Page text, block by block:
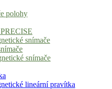
polohy
snímače
snímače
lineární pravítka